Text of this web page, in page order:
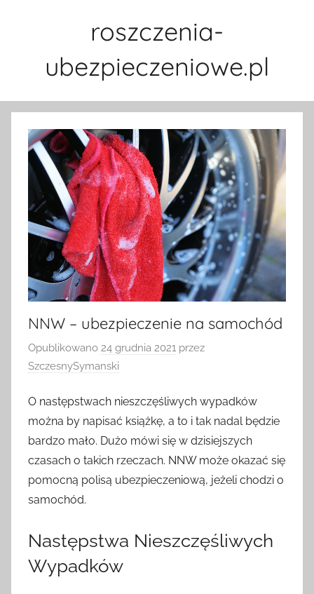
roszczenia-
ubezpieczeniowe.pl
NNW – ubezpieczenie na samochód
Opublikowano 24 grudnia 2021 przez
SzczesnySymanski
O następstwach nieszczęśliwych wypadków
można by napisać książkę, a to i tak nadal będzie
bardzo mało. Dużo mówi się w dzisiejszych
czasach o takich rzeczach. NNW może okazać się
pomocną polisą ubezpieczeniową, jeżeli chodzi o
samochód.
Następstwa Nieszczęśliwych
Wypadków